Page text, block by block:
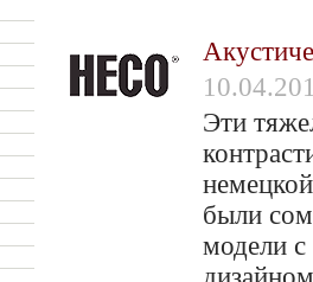
Эти
были
модели